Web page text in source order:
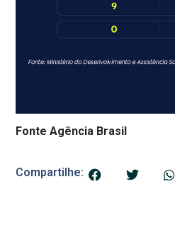
Fonte Agência Brasil
Compartilhe: